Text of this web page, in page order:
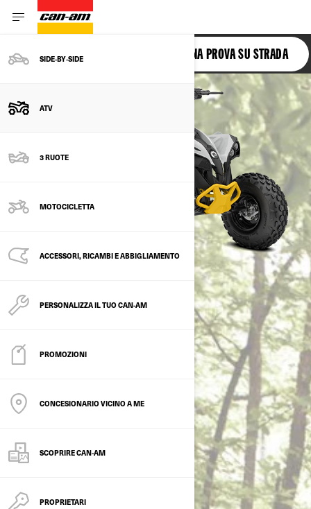
SIDE‑BY‑SIDE
ATV
3 RUOTE
MOTOCICLETTA
ACCESSORI, RICAMBI E ABBIGLIAMENTO
PERSONALIZZA IL TUO CAN-AM
PROMOZIONI
CONCESIONARIO VICINO A ME
SCOPRIRE CAN-AM
PROPRIETARI
RENEGADE EFI PRENOTA UNA PROVA SU STRADA